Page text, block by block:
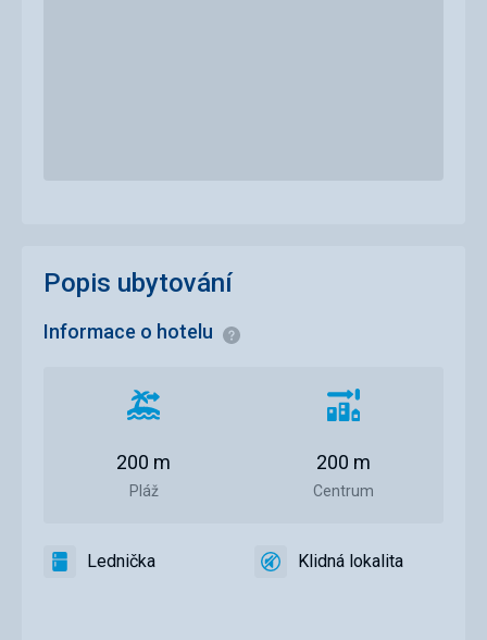
Popis ubytování
Informace o hotelu Informace
Vzdálenost
pláže
Pláž
200 m
Vzdálenost
centra
Centrum
200 m
LedničkaLednička
ano
KlidnáKlidná lokalita
ano